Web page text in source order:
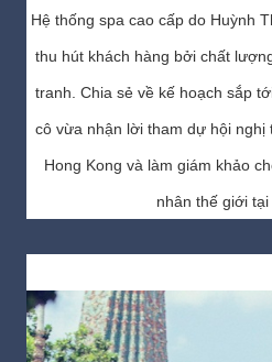
Hệ thống spa cao cấp do Huỳnh
thu hút khách hàng bởi chất
tranh. Chia sẻ về kế hoạch sắp
cô vừa nhận lời tham dự hội nghị
Hong Kong và làm giám khảo
nhân thế giới